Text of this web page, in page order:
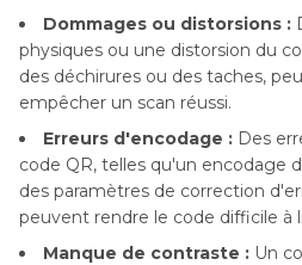
Dommages ou distorsions :
physiques ou une distorsion du
des déchirures ou des taches,
empêcher un scan réussi.
Erreurs d'encodage : Des
code QR, telles qu'un encodage
des paramètres de correction
peuvent rendre le code difficile à
Manque de contraste : Un